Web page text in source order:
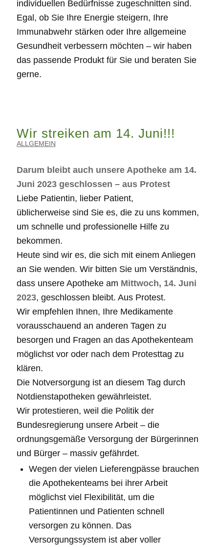
individuellen Bedürfnisse zugeschnitten sind.
Egal, ob Sie Ihre Energie steigern, Ihre
Immunabwehr stärken oder Ihre allgemeine
Gesundheit verbessern möchten – wir haben
das passende Produkt für Sie und beraten Sie
gerne.
Wir streiken am 14. Juni!!!
ALLGEMEIN
Darum bleibt auch unsere Apotheke am 14.
Juni 2023 geschlossen – aus Protest
Liebe Patientin, lieber Patient,
üblicherweise sind Sie es, die zu uns kommen,
um schnelle und professionelle Hilfe zu
bekommen.
Heute sind wir es, die sich mit einem Anliegen
an Sie wenden. Wir bitten Sie um Verständnis,
dass unsere Apotheke am Mittwoch, 14. Juni
2023, geschlossen bleibt. Aus Protest.
Wir empfehlen Ihnen, Ihre Medikamente
vorausschauend an anderen Tagen zu
besorgen und Fragen an das Apothekenteam
möglichst vor oder nach dem Protesttag zu
klären.
Die Notversorgung ist an diesem Tag durch
Notdienstapotheken gewährleistet.
Wir protestieren, weil die Politik der
Bundesregierung unsere Arbeit – die
ordnungsgemäße Versorgung der Bürgerinnen
und Bürger – massiv gefährdet.
Wegen der vielen Lieferengpässe brauchen
die Apothekenteams bei ihrer Arbeit
möglichst viel Flexibilität, um die
Patientinnen und Patienten schnell
versorgen zu können. Das
Versorgungssystem ist aber voller